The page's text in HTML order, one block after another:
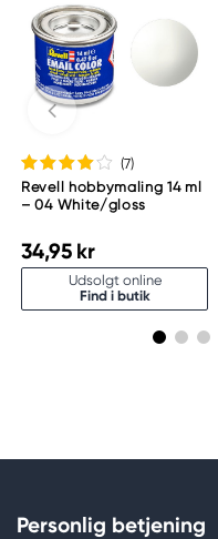
(7)
Revell hobbymaling 14 ml
– 04 White/gloss
34,95 kr
Udsolgt online
Find i butik
Personlig betjening